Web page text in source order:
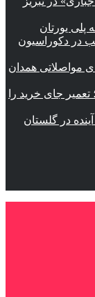
پلی یورتان
در دکوراسیون
محورهای مواصلاتی همدان
جای خرید را
در گلستان